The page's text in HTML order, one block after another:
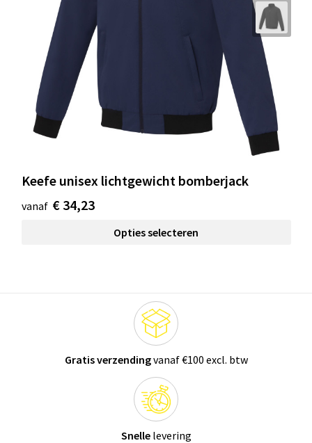
Keefe unisex lichtgewicht bomberjack
vanaf € 34,23
Opties selecteren
Gratis verzendingvanaf €100 excl. btw
Snellelevering